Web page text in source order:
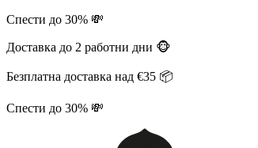
Спести до 30% 💸
Доставка до 2 работни дни 🐵
Безплатна доставка над €35 📦
Спести до 30% 💸